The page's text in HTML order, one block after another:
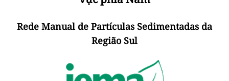
Rede Manual de Partículas Sedimentadas da
Região Sul